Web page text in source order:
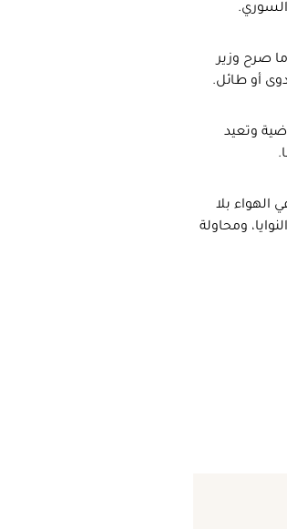
على ما صرح وزير
أو طائل.
وتعيد
الهواء بلا
ومحاولة